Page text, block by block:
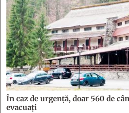
În caz de urgență, doar 560 de
evacuați